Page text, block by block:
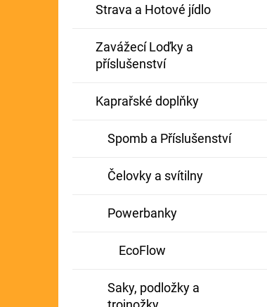
Strava a Hotové jídlo
Zavážecí Loďky a
příslušenství
Kaprařské doplňky
Spomb a Příslušenství
Čelovky a svítilny
Powerbanky
EcoFlow
Saky, podložky a